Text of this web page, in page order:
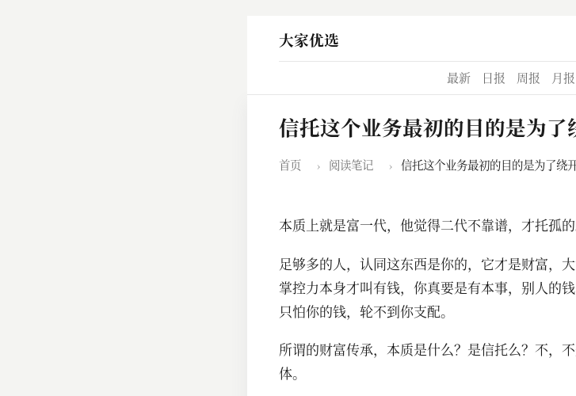
大家优选
最新 日报 周报 月报
信托这个业务最初的目的是为了
首页 › 阅读笔记 › 信托这个业务最初的目的是为了绕
本质上就是富一代，他觉得二代不靠谱，才托孤的
足够多的人，认同这东西是你的，它才是财富，
掌控力本身才叫有钱，你真要是有本事，别人的
只怕你的钱，轮不到你支配。
所谓的财富传承，本质是什么？是信托么？不，
体。